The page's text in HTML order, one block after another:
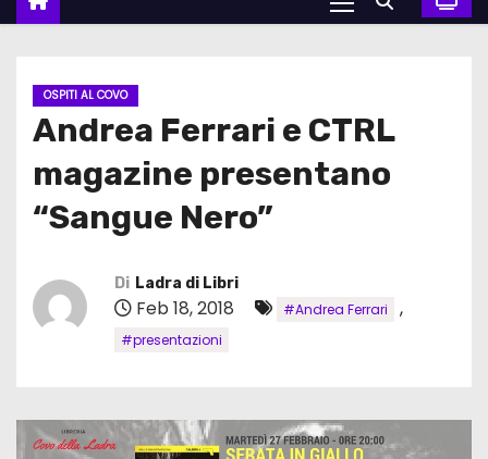
OSPITI AL COVO
Andrea Ferrari e CTRL
magazine presentano
“Sangue Nero”
Di Ladra di Libri
Feb 18, 2018 #Andrea Ferrari ,
#presentazioni